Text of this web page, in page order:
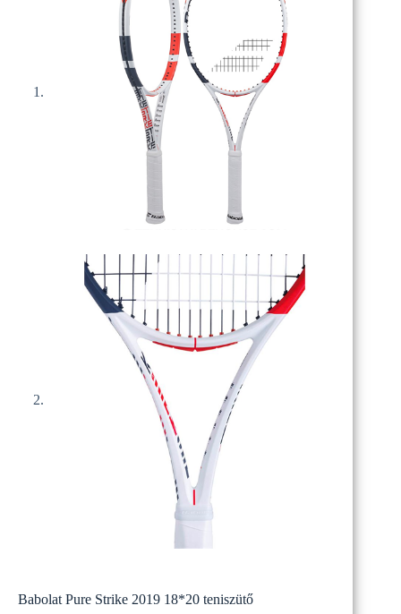
Babolat Pure Strike 2019 18*20 teniszütő